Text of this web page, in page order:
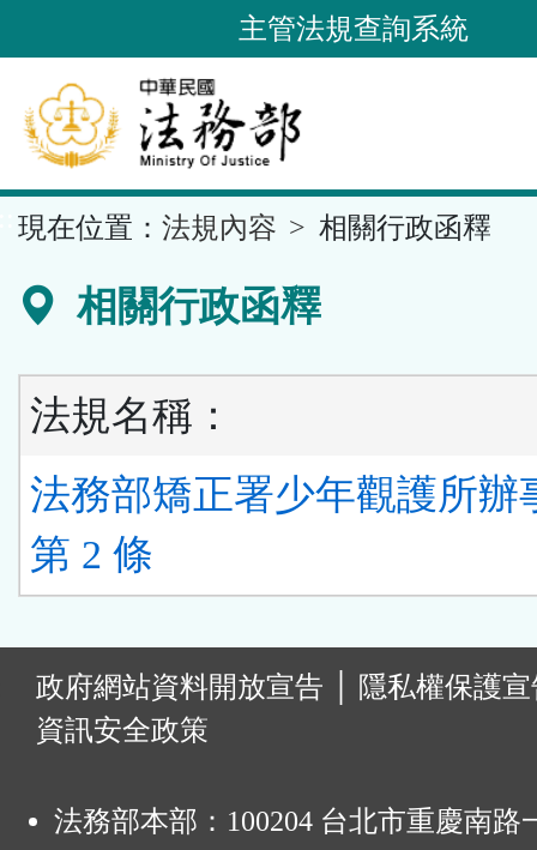
到
要
內
容
區
主管法規查詢系統
現在位置： 法規內容 相關行政函釋
相關行政函釋
法規名稱：
法務部矯正署少年觀護所辦
第 2 條
政府網站資料開放宣告
隱私權保護
資訊安全政策
法務部本部：100204 台北市重慶南路